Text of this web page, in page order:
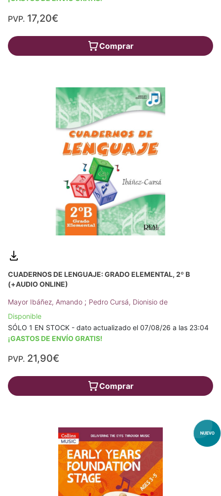
PVP. 17,20€
Comprar
CUADERNOS DE LENGUAJE: GRADO ELEMENTAL, 2º B
(+AUDIO ONLINE)
Mayor Ibáñez, Amando ; Pedro Cursá, Dionisio de
Disponible
SÓLO 1 EN STOCK - dato actualizado el 07/08/26 a las 23:04
¡GASTOS DE ENVÍO GRATIS!
PVP. 21,90€
Comprar